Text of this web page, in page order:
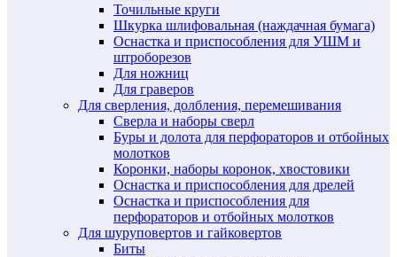
Точильные круги
Шкурка шлифовальная (наждачная бумага)
Оснастка и приспособления для УШМ и
штроборезов
Для ножниц
Для граверов
Для сверления, долбления, перемешивания
Сверла и наборы сверл
Буры и долота для перфораторов и отбойных
молотков
Коронки, наборы коронок, хвостовики
Оснастка и приспособления для дрелей
Оснастка и приспособления для
перфораторов и отбойных молотков
Для шуруповертов и гайковертов
Биты